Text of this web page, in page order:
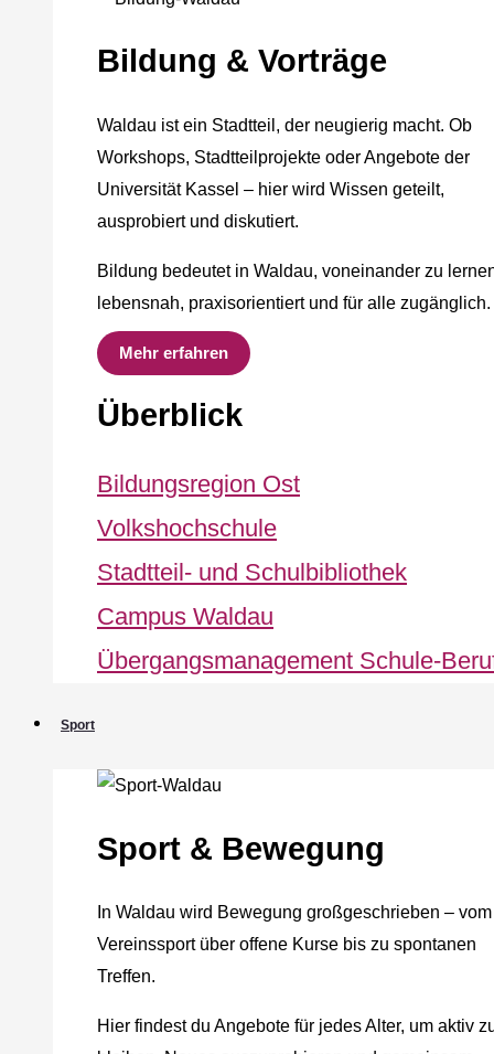
Bildung & Vorträge
Waldau ist ein Stadtteil, der neugierig macht. Ob
Workshops, Stadtteilprojekte oder Angebote der
Universität Kassel – hier wird Wissen geteilt,
ausprobiert und diskutiert.
Bildung bedeutet in Waldau, voneinander zu
lebensnah, praxisorientiert und für alle zugänglich.
Mehr erfahren
Überblick
Bildungsregion Ost
Volkshochschule
Stadtteil- und Schulbibliothek
Campus Waldau
Übergangsmanagement
Sport
Sport & Bewegung
In Waldau wird Bewegung großgeschrieben – vom
Vereinssport über offene Kurse bis zu spontanen
Treffen.
Hier findest du Angebote für jedes Alter, um aktiv